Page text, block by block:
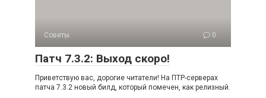
Советы 0
Патч 7.3.2: Выход скоро!
Приветствую вас, дорогие читатели! На ПТР-серверах
патча 7.3.2 новый билд, который помечен, как релизный.